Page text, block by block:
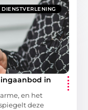
DIENSTVERLENING
in
en het
deze